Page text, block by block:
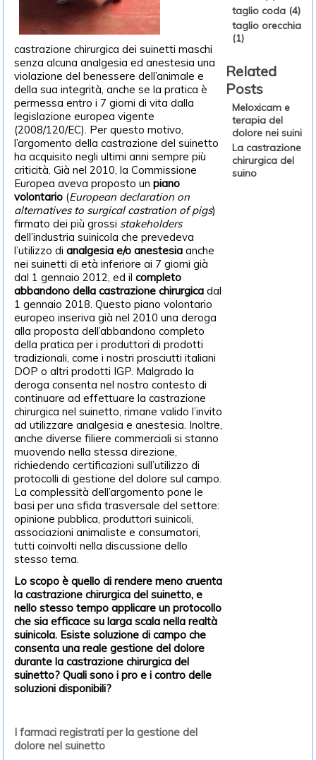
castrazione chirurgica dei suinetti maschi
senza alcuna analgesia ed anestesia una
violazione del benessere dell’animale e
della sua integrità, anche se la pratica è
permessa entro i 7 giorni di vita dalla
legislazione europea vigente
(2008/120/EC). Per questo motivo,
l’argomento della castrazione del suinetto
ha acquisito negli ultimi anni sempre più
criticità. Già nel 2010, la Commissione
Europea aveva proposto unpiano
volontario (European declaration on
alternatives to surgical castration of pigs)
firmato dei più grossi stakeholders
dell’industria suinicola che prevedeva
l’utilizzo dianalgesia e/o anestesia anche
nei suinetti di età inferiore ai 7 giorni già
dal 1 gennaio 2012, ed il completo
abbandono della castrazione chirurgica dal
1 gennaio 2018. Questo piano volontario
europeo inseriva già nel 2010 una deroga
alla proposta dell’abbandono completo
della pratica per i produttori di prodotti
tradizionali, come i nostri prosciutti italiani
DOP o altri prodotti IGP. Malgrado la
deroga consenta nel nostro contesto di
continuare ad effettuare la castrazione
chirurgica nel suinetto, rimane valido l’invito
ad utilizzare analgesia e anestesia. Inoltre,
anche diverse filiere commerciali si stanno
muovendo nella stessa direzione,
richiedendo certificazioni sull’utilizzo di
protocolli di gestione del dolore sul campo.
La complessità dell’argomento pone le
basi per una sfida trasversale del settore:
opinione pubblica, produttori suinicoli,
associazioni animaliste e consumatori,
tutti coinvolti nella discussione dello
stesso tema.
Lo scopo è quello di rendere meno cruenta
la castrazione chirurgica del suinetto, e
nello stesso tempo applicare un protocollo
che sia efficace su larga scala nella realtà
suinicola. Esiste soluzione di campo che
consenta una reale gestione del dolore
durante la castrazione chirurgica del
suinetto? Quali sono i pro e i contro delle
soluzioni disponibili?
I farmaci registrati per la gestione del
dolore nel suinetto
taglio coda (4)
taglio orecchia
(1)
Related
Posts
Meloxicam e
terapia del
dolore nei suini
La castrazione
chirurgica del
suino